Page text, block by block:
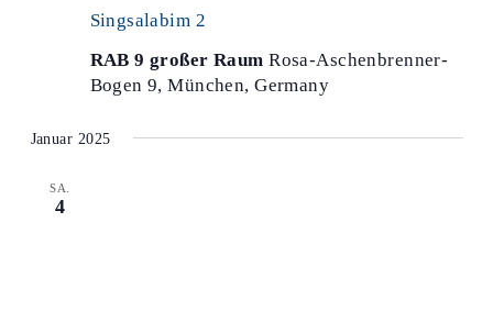
Singsalabim 2
RAB 9 großer RaumRosa-Aschenbrenner-
Bogen 9, München, Germany
Januar 2025
SA.
4